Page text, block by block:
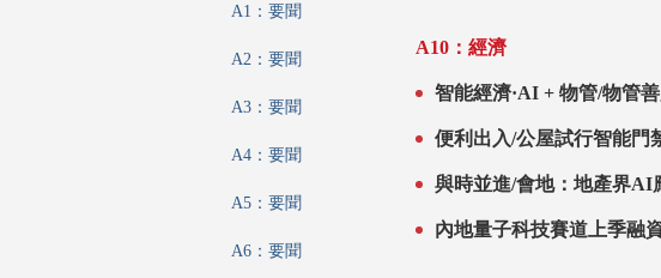
A1：要聞
A2：要聞
A3：要聞
A4：要聞
A5：要聞
A6：要聞
A10：經濟
與時並進/會地：地產界AI
內地量子科技賽道上季融